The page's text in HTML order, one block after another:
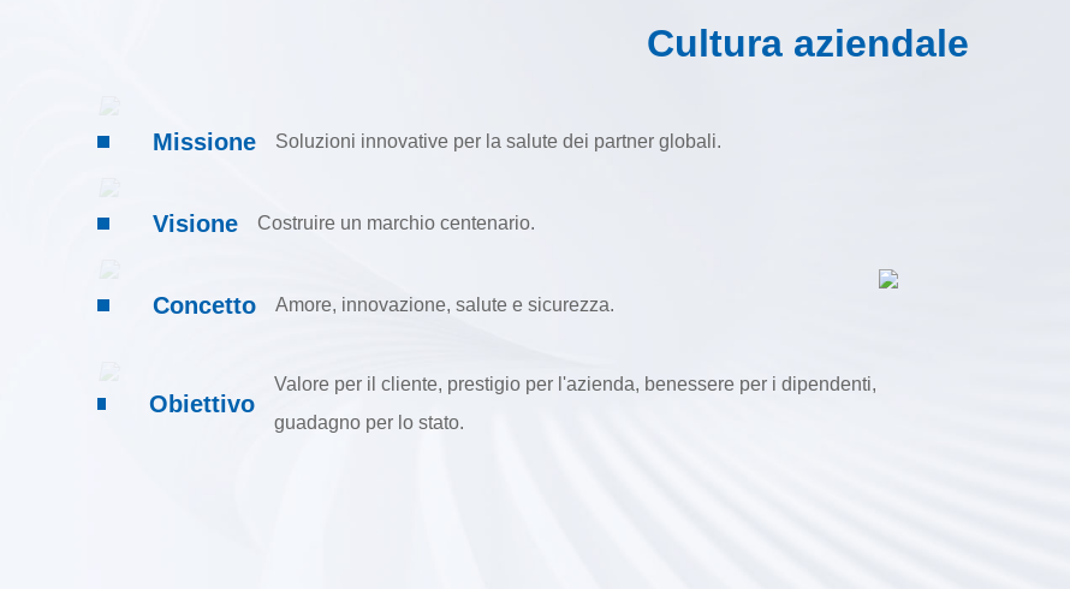
Cultura aziendale
Missione Soluzioni innovative per la salute dei partner globali.
Visione Costruire un marchio centenario.
Concetto Amore, innovazione, salute e sicurezza.
Obiettivo
Valore per il cliente, prestigio per l'azienda, benessere per i dipendenti,
guadagno per lo stato.